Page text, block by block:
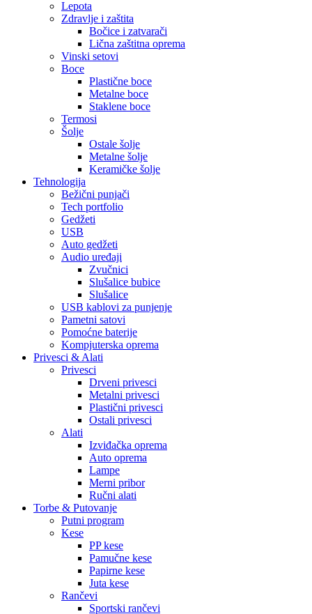
Lepota
Zdravlje i zaštita
Bočice i zatvarači
Lična zaštitna oprema
Vinski setovi
Boce
Plastične boce
Metalne boce
Staklene boce
Termosi
Šolje
Ostale šolje
Metalne šolje
Keramičke šolje
Tehnologija
Bežični punjači
Tech portfolio
Gedžeti
USB
Auto gedžeti
Audio uređaji
Zvučnici
Slušalice bubice
Slušalice
USB kablovi za punjenje
Pametni satovi
Pomoćne baterije
Kompjuterska oprema
Privesci & Alati
Privesci
Drveni privesci
Metalni privesci
Plastični privesci
Ostali privesci
Alati
Izviđačka oprema
Auto oprema
Lampe
Merni pribor
Ručni alati
Torbe & Putovanje
Putni program
Kese
PP kese
Pamučne kese
Papirne kese
Juta kese
Rančevi
Sportski rančevi